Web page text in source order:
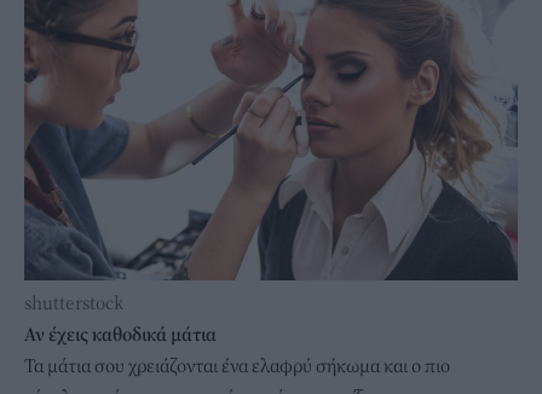
shutterstock
Αν έχεις καθοδικά μάτια
Τα μάτια σου χρειάζονται ένα ελαφρύ σήκωμα και ο πιο